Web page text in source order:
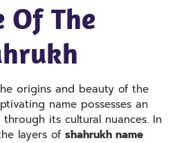
Of The
origins and beauty of the
name possesses an
its cultural nuances. In
layers of shahrukh name